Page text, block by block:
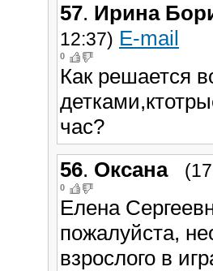
57. Ирина
12:37) E-mail
0
Как решается
час?
56. Оксана
0
Елена
пожалуйста,
взрослого в